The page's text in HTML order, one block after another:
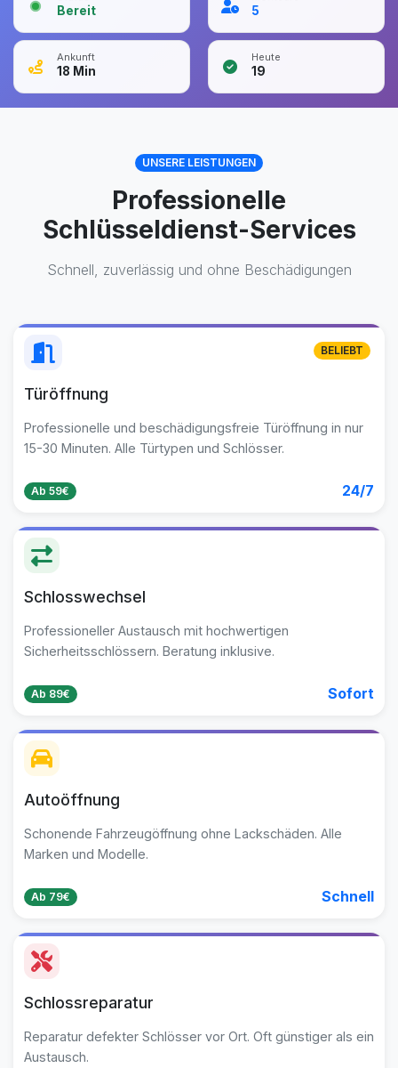
Bereit 5
Ankunft
18 Min
Heute
19
UNSERE LEISTUNGEN
Professionelle
Schlüsseldienst-Services
Schnell, zuverlässig und ohne Beschädigungen
Türöffnung
Professionelle und beschädigungsfreie Türöffnung in nur
15-30 Minuten. Alle Türtypen und Schlösser.
Ab 59€ 24/7
BELIEBT
Schlosswechsel
Professioneller Austausch mit hochwertigen
Sicherheitsschlössern. Beratung inklusive.
Ab 89€ Sofort
Autoöffnung
Schonende Fahrzeugöffnung ohne Lackschäden. Alle
Marken und Modelle.
Ab 79€ Schnell
Schlossreparatur
Reparatur defekter Schlösser vor Ort. Oft günstiger als ein
Austausch.